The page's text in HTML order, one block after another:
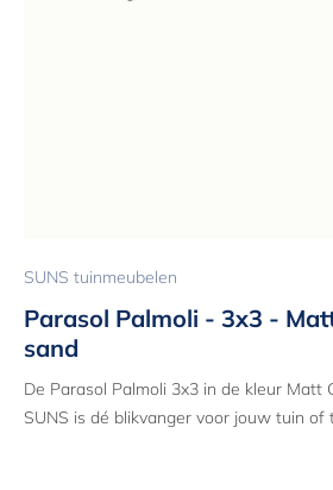
SUNS tuinmeubelen
Parasol Palmoli - 3x3 -
sand
De Parasol Palmoli 3x3 in de kleur Matt
SUNS is dé blikvanger voor jouw tuin of